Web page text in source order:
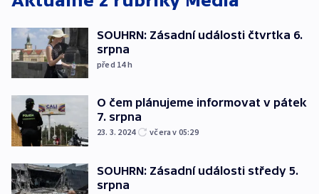
SOUHRN: Zásadní události čtvrtka 6.
srpna
před 14h
O čem plánujeme informovat v pátek
7. srpna
23. 3. 2024 včera v 05:29
SOUHRN: Zásadní události středy 5.
srpna